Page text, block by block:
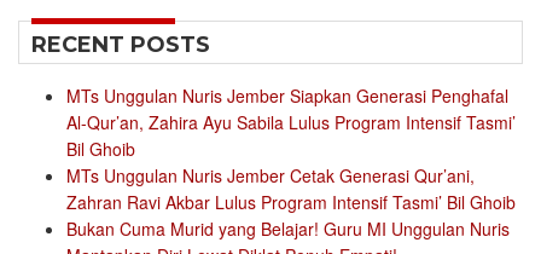
RECENT POSTS
MTs Unggulan Nuris Jember Siapkan Generasi Penghafal
Al-Qur’an, Zahira Ayu Sabila Lulus Program Intensif Tasmi’
Bil Ghoib
MTs Unggulan Nuris Jember Cetak Generasi Qur’ani,
Zahran Ravi Akbar Lulus Program Intensif Tasmi’ Bil Ghoib
Bukan Cuma Murid yang Belajar! Guru MI Unggulan Nuris